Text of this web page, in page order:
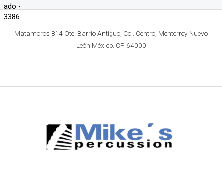
Matamoros 814 Ote. Barrio Antiguo, Col. Centro, Monterrey Nuevo
León México. CP. 64000